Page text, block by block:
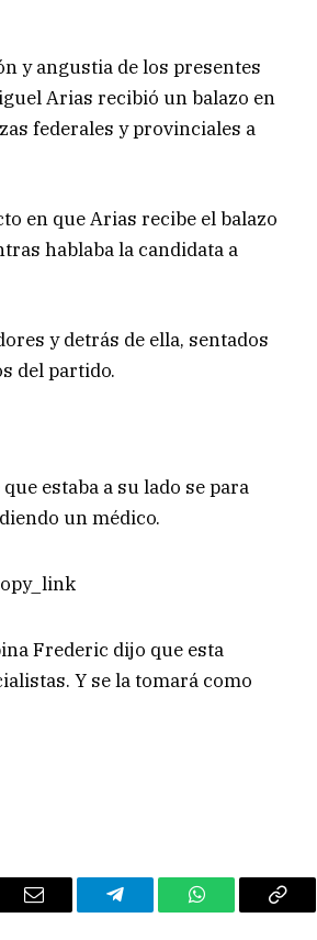
y angustia de los presentes
Arias recibió un balazo en
federales y provinciales a
en que Arias recibe el balazo
hablaba la candidata a
y detrás de ella, sentados
del partido.
estaba a su lado se para
un médico.
Frederic dijo que esta
Y se la tomará como
Email Telegram WhatsAppCopy